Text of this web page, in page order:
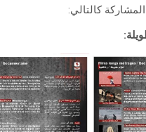
المشاركة كالتالي: